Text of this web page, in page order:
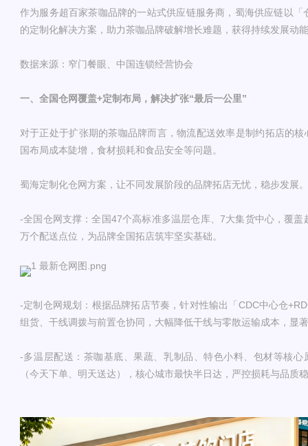
作为服务超百家茶咖品牌的一站式供应链服务商，蜀海供应链以
的定制化解决方案，助力茶咖品牌破解增长难题，获得持续发展动
数据来源：窄门餐眼、中国连锁经营协会
一、全国仓网覆盖+定制布局，解决扩张“最后一公里”
对于正处于扩张期的茶咖品牌而言，物流配送效率是制约拓店的
国布局成本陡增，食材损耗和食品安全等问题。
蜀海定制化仓网方案，让不同发展阶段的品牌拓店无忧，稳步发展。
-全国仓网支撑：全国47个高标准多温层仓库、7大集货中心，覆
万个配送点位，为品牌全国拓店筑牢坚实基础。
-定制仓网规划：根据品牌拓店节奏，针对性输出「CDC中心仓
组货、干线调拨与前置仓协同，大幅降低干线与零散运输成本，显
-多温层配送：茶咖基底、果蔬、乳制品、特色小料、包材等核心
（今天下单、明天送达），核心城市最快半日达，严控损耗与品质